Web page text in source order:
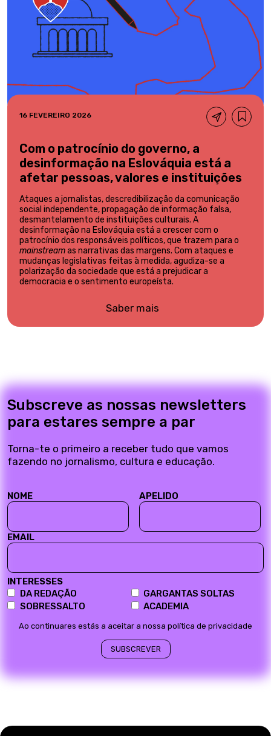
16 FEVEREIRO 2026
Com o patrocínio do governo, a
desinformação na Eslováquia está a
afetar pessoas, valores e instituições
Ataques a jornalistas, descredibilização da comunicação
social independente, propagação de informação falsa,
desmantelamento de instituições culturais. A
desinformação na Eslováquia está a crescer com o
patrocínio dos responsáveis políticos, que trazem para o
mainstreamas narrativas das margens. Com ataques e
mudanças legislativas feitas à medida, agudiza-se a
polarização da sociedade que está a prejudicar a
democracia e o sentimento europeísta.
Saber mais
Subscreve as nossas newsletters
para estares sempre a par
Torna-te o primeiro a receber tudo que vamos
fazendo no jornalismo, cultura e educação.
NOME APELIDO
EMAIL
INTERESSES
DA REDAÇÃO
SOBRESSALTO
GARGANTAS SOLTAS
ACADEMIA
Ao continuares estás a aceitar a nossa política de privacidade